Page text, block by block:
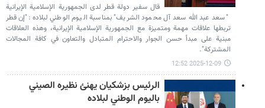
قال سفير دولة قطر لدى الجمهورية الإسلامية الإيرانية
"سعد عبد الله سعد آل محمود الشريف" بمناسبة اليوم الوطني لبلاده :"إن قطر
تربطها علاقات مهمة ومتميزة مع الجمهورية الإسلامية الإيرانية، وهذه العلاقات
مبنية على مبدأ حسن الجوار والاحترام المتبادل والتعاون في كافة المجالات
المشتركة".
2025-12-09 12:52
الرئيس بزشكيان يهنئ نظيره الصيني
باليوم الوطني لبلاده